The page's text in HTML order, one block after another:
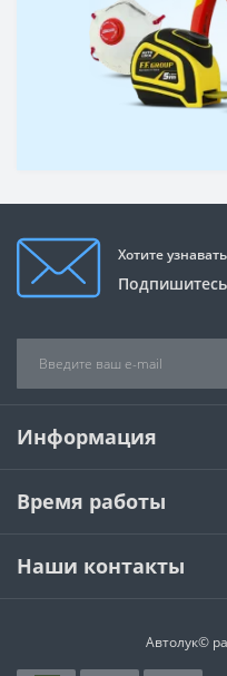
Хотите
Информация
Время работы
Наши контакты
Автолук©